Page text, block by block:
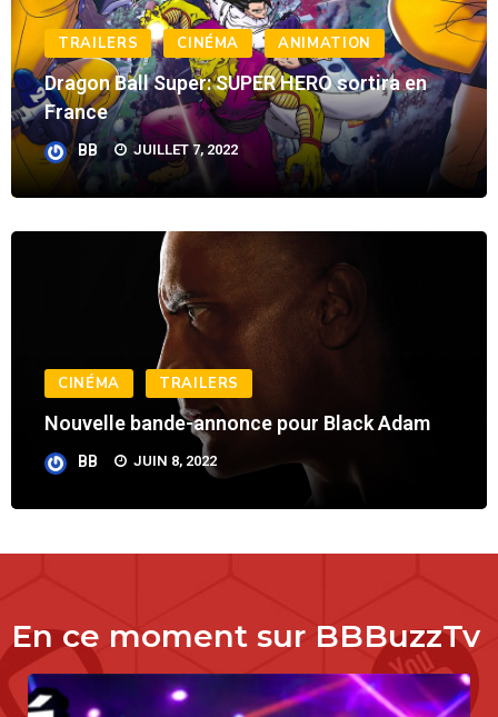
TRAILERS CINÉMA ANIMATION
Dragon Ball Super: SUPER HERO sortira en
France
BB JUILLET 7, 2022
TRAILERS
Nouvelle bande-annonce pour Black Adam
JUIN 8, 2022